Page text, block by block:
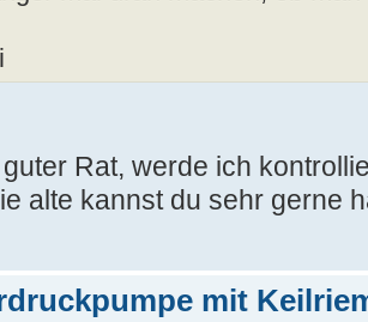
Rat, werde ich
alte kannst du sehr gerne
mit